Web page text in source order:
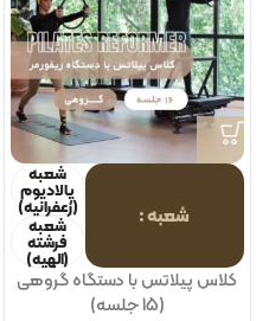
شعبه
شعبه
پالادیوم
(زعفرانیه)
شعبه
فرشته
(الهیه)
کلاس پیلاتس با دستگاه گروهی
(15 جلسه)